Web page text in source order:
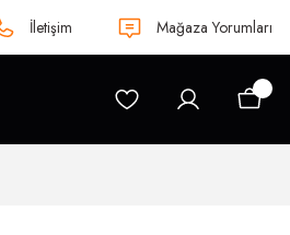
İletişim Mağaza Yorumları